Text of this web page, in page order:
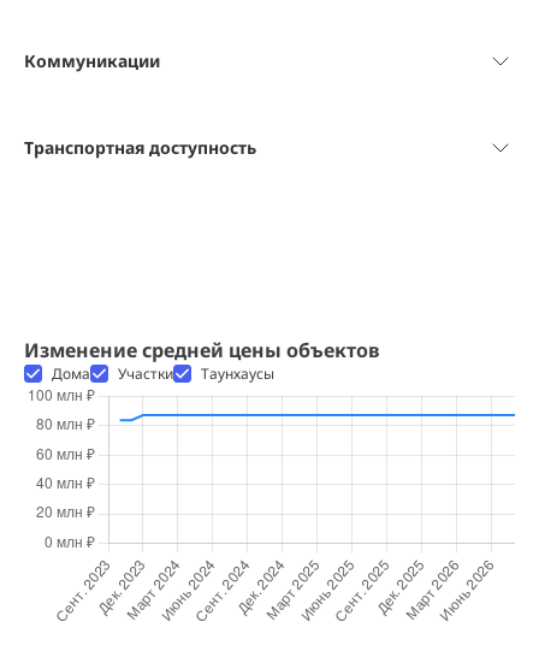
Коммуникации
Транспортная доступность
Изменение средней цены объектов
Дома Участки Таунхаусы